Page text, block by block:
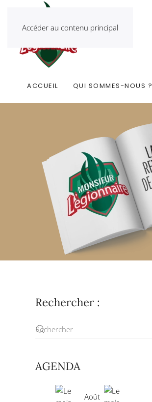
Accéder au contenu principal
ACCUEIL QUI SOMMES-NOUS ?
Rechercher :
AGENDA
Août